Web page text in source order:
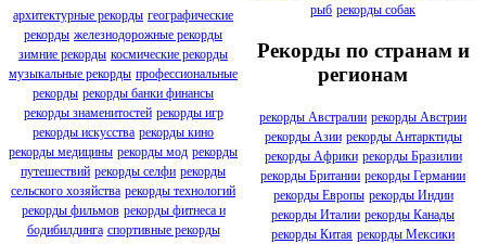
архитектурные рекорды географические
рекорды железнодорожные рекорды
зимние рекорды космические рекорды
музыкальные рекорды профессиональные
рекорды рекорды банки финансы
рекорды знаменитостей рекорды игр
рекорды искусства рекорды кино
рекорды медицины рекорды мод рекорды
путешествий рекорды селфи рекорды
сельского хозяйства рекорды технологий
рекорды фильмов рекорды фитнеса и
бодибилдинга спортивные рекорды
рыб рекорды собак
Рекорды по странам и
регионам
рекорды Австралии рекорды Австрии
рекорды Азии рекорды Антарктиды
рекорды Африки рекорды Бразилии
рекорды Британии рекорды Германии
рекорды Европы рекорды Индии
рекорды Италии рекорды Канады
рекорды Китая рекорды Мексики